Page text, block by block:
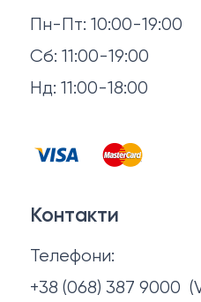
Пн-Пт: 10:00-19:00
Сб: 11:00-19:00
Нд: 11:00-18:00
Аксесуари для сну
Тумби та комоди
Повернення й обмін
Відгуки
Контакти
Політика
Контакти
Телефони:
+38 (068) 387 9000